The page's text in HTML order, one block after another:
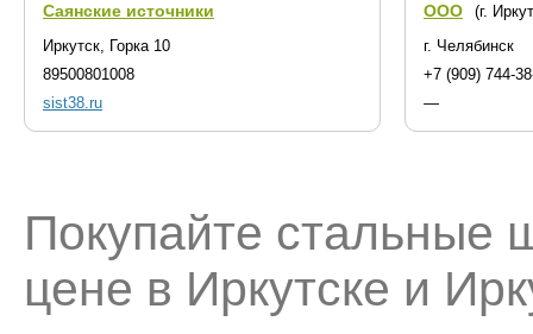
Саянские источники
Иркутск, Горка 10
89500801008
sist38.ru
ООО
(г.
г. Челябинск
+7 (909) 744-
—
Покупайте стальные
цене в Иркутске и